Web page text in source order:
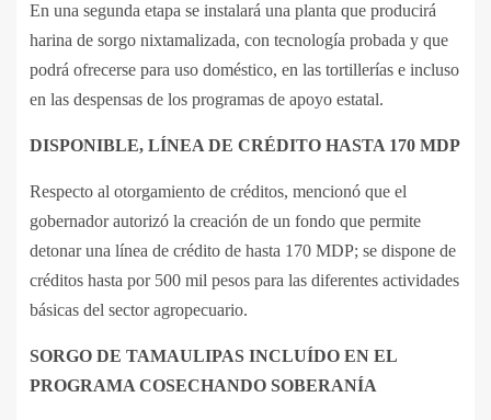
En una segunda etapa se instalará una planta que producirá
harina de sorgo nixtamalizada, con tecnología probada y que
podrá ofrecerse para uso doméstico, en las tortillerías e incluso
en las despensas de los programas de apoyo estatal.
DISPONIBLE, LÍNEA DE CRÉDITO HASTA 170 MDP
Respecto al otorgamiento de créditos, mencionó que el
gobernador autorizó la creación de un fondo que permite
detonar una línea de crédito de hasta 170 MDP; se dispone de
créditos hasta por 500 mil pesos para las diferentes actividades
básicas del sector agropecuario.
SORGO DE TAMAULIPAS INCLUÍDO EN EL
PROGRAMA COSECHANDO SOBERANÍA